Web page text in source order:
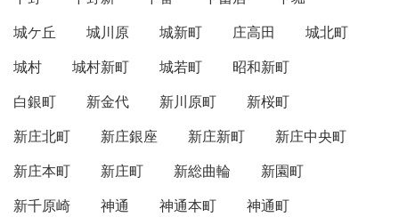
城ケ丘
城川原 城新町 庄高田
城北町
城村
城村新町 城若町
昭和新町
白銀町
新金代 新川原町
新桜町
新庄北町
新庄銀座 新庄新町
新庄中央町
新庄本町
新庄町 新総曲輪
新園町
新千原崎
神通 神通本町
神通町